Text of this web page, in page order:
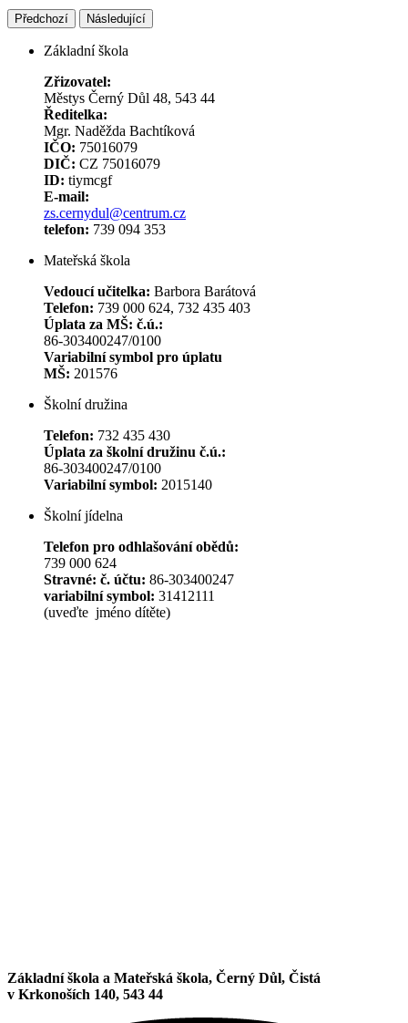
Předchozí Následující
Základní škola
Zřizovatel:
Městys Černý Důl 48, 543 44
Ředitelka:
Mgr. Naděžda Bachtíková
IČO: 75016079
DIČ: CZ 75016079
ID: tiymcgf
E-mail:
zs.cernydul@centrum.cz
telefon: 739 094 353
Mateřská škola
Vedoucí učitelka: Barbora Barátová
Telefon: 739 000 624, 732 435 403
Úplata za MŠ: č.ú.:
86-303400247/0100
Variabilní symbol pro úplatu
MŠ: 201576
Školní družina
Telefon: 732 435 430
Úplata za školní družinu č.ú.:
86-303400247/0100
Variabilní symbol: 2015140
Školní jídelna
Telefon pro odhlašování obědů:
739 000 624
Stravné: č. účtu: 86-303400247
variabilní symbol: 31412111
(uveďte jméno dítěte)
Základní škola a Mateřská škola, Černý Důl, Čistá
v Krkonoších 140, 543 44